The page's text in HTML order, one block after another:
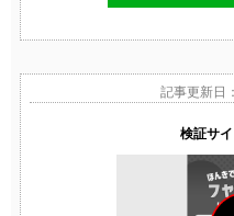
記事更新日
検証サイ